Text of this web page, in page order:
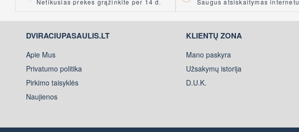
Netikusias prekes grąžinkite per 14 d. Saugus atsiskaitymas internetu
DVIRACIUPASAULIS.LT
Apie Mus
Privatumo politika
Pirkimo taisyklės
Naujienos
KLIENTŲ ZONA
Mano paskyra
Užsakymų istorija
D.U.K.